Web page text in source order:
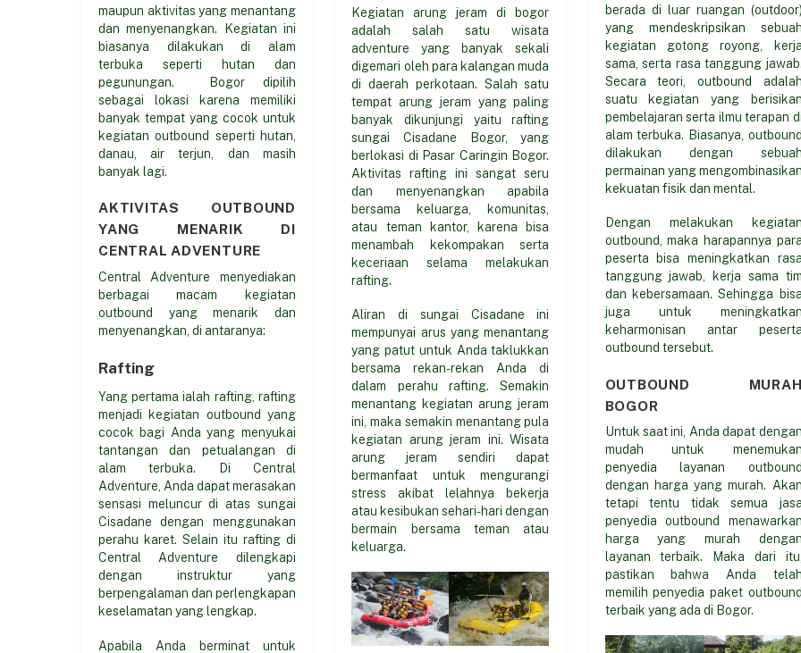
maupun aktivitas yang menantang
dan menyenangkan. Kegiatan ini
biasanya dilakukan di alam
terbuka seperti hutan dan
pegunungan. Bogor dipilih
sebagai lokasi karena memiliki
banyak tempat yang cocok untuk
kegiatan outbound seperti hutan,
danau, air terjun, dan masih
banyak lagi.
AKTIVITAS OUTBOUND
YANG MENARIK DI
CENTRAL ADVENTURE
Central Adventure menyediakan
berbagai macam kegiatan
outbound yang menarik dan
menyenangkan, di antaranya:
Rafting
Yang pertama ialah rafting, rafting
menjadi kegiatan outbound yang
cocok bagi Anda yang menyukai
tantangan dan petualangan di
alam terbuka. Di Central
Adventure, Anda dapat merasakan
sensasi meluncur di atas sungai
Cisadane dengan menggunakan
perahu karet. Selain itu rafting di
Central Adventure dilengkapi
dengan instruktur yang
berpengalaman dan perlengkapan
keselamatan yang lengkap.
Apabila Anda berminat untuk
Kegiatan arung jeram di bogor
adalah salah satu wisata
adventure yang banyak sekali
digemari oleh para kalangan muda
di daerah perkotaan. Salah satu
tempat arung jeram yang paling
banyak dikunjungi yaitu rafting
sungai Cisadane Bogor, yang
berlokasi di Pasar Caringin Bogor.
Aktivitas rafting ini sangat seru
dan menyenangkan apabila
bersama keluarga, komunitas,
atau teman kantor, karena bisa
menambah kekompakan serta
keceriaan selama melakukan
rafting.
Aliran di sungai Cisadane ini
mempunyai arus yang menantang
yang patut untuk Anda taklukkan
bersama rekan-rekan Anda di
dalam perahu rafting. Semakin
menantang kegiatan arung jeram
ini, maka semakin menantang pula
kegiatan arung jeram ini. Wisata
arung jeram sendiri dapat
bermanfaat untuk mengurangi
stress akibat lelahnya bekerja
atau kesibukan sehari-hari dengan
bermain bersama teman atau
keluarga.
berada di luar ruangan (outdoor)
yang mendeskripsikan sebuah
kegiatan gotong royong, kerja
sama, serta rasa tanggung jawab.
Secara teori, outbound adalah
suatu kegiatan yang berisikan
pembelajaran serta ilmu terapan di
alam terbuka. Biasanya, outbound
dilakukan dengan sebuah
permainan yang mengombinasikan
kekuatan fisik dan mental.
Dengan melakukan kegiatan
outbound, maka harapannya para
peserta bisa meningkatkan rasa
tanggung jawab, kerja sama tim
dan kebersamaan. Sehingga bisa
juga untuk meningkatkan
keharmonisan antar peserta
outbound tersebut.
OUTBOUND MURAH
BOGOR
Untuk saat ini, Anda dapat dengan
mudah untuk menemukan
penyedia layanan outbound
dengan harga yang murah. Akan
tetapi tentu tidak semua jasa
penyedia outbound menawarkan
harga yang murah dengan
layanan terbaik. Maka dari itu,
pastikan bahwa Anda telah
memilih penyedia paket outbound
terbaik yang ada di Bogor.